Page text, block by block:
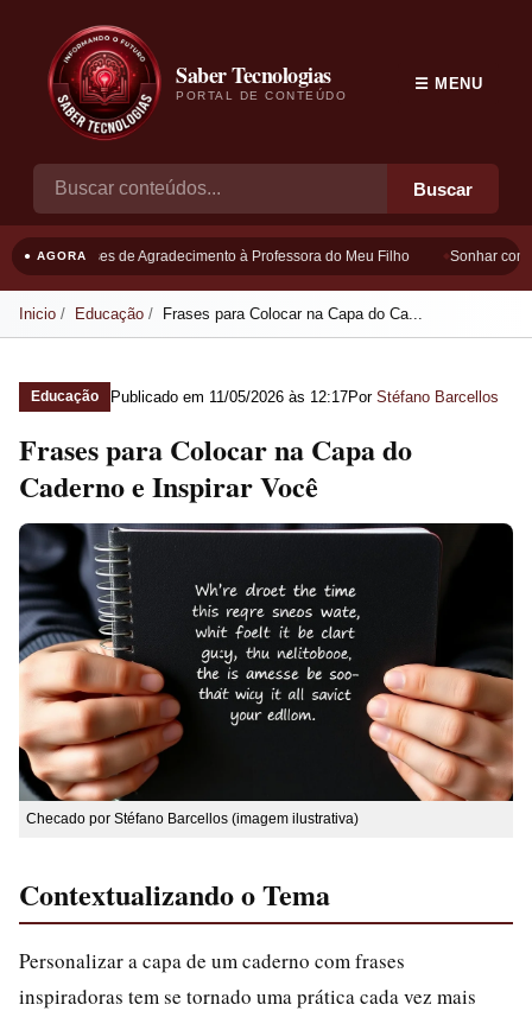
Saber Tecnologias
PORTAL DE CONTEÚDO
Buscar
☰ MENU
● AGORAFrases de Agradecimento à Professora do Meu Filho Sonhar com
Inicio Educação Frases para Colocar na Capa do Ca...
Educação Publicado em 11/05/2026 às 12:17Por Stéfano Barcellos
Frases para Colocar na Capa do
Caderno e Inspirar Você
Checado por Stéfano Barcellos (imagem ilustrativa)
Contextualizando o Tema
Personalizar a capa de um caderno com frases
inspiradoras tem se tornado uma prática cada vez mais